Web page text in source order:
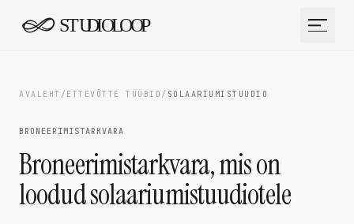
AVALEHT / ETTEVÕTTE TÜÜBID / SOLAARIUMISTUUDIO
BRONEERIMISTARKVARA
Broneerimistarkvara, mis on
loodud solaariumistuudiotele